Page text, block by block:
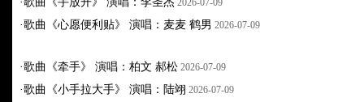
2026-07-09
·歌曲《心愿便利贴》 演唱：麦麦 鹤男 2026-07-09
·歌曲《牵手》 演唱：柏文 郝松 2026-07-09
·歌曲《小手拉大手》 演唱：陆翊 2026-07-09